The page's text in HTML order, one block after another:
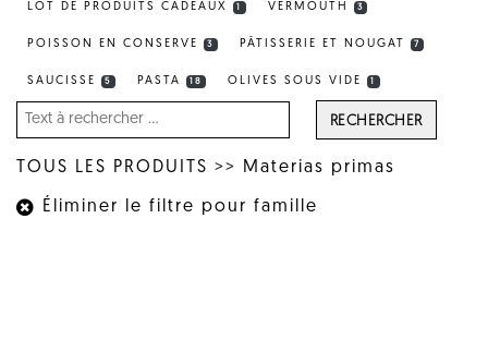
LOT DE PRODUITS CADEAUX VERMOUTH 3
POISSON EN CONSERVE 3 PÂTISSERIE ET NOUGAT 7
SAUCISSE 5 PASTA 18 OLIVES SOUS VIDE
RECHERCHER
TOUS LES PRODUITS >> Materias primas
Éliminer le filtre pour famille